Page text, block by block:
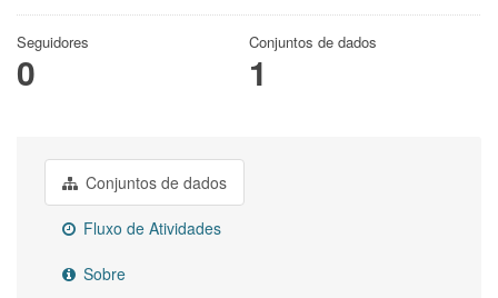
Seguidores
0
Conjuntos de dados
1
Conjuntos de dados
Fluxo de Atividades
Sobre